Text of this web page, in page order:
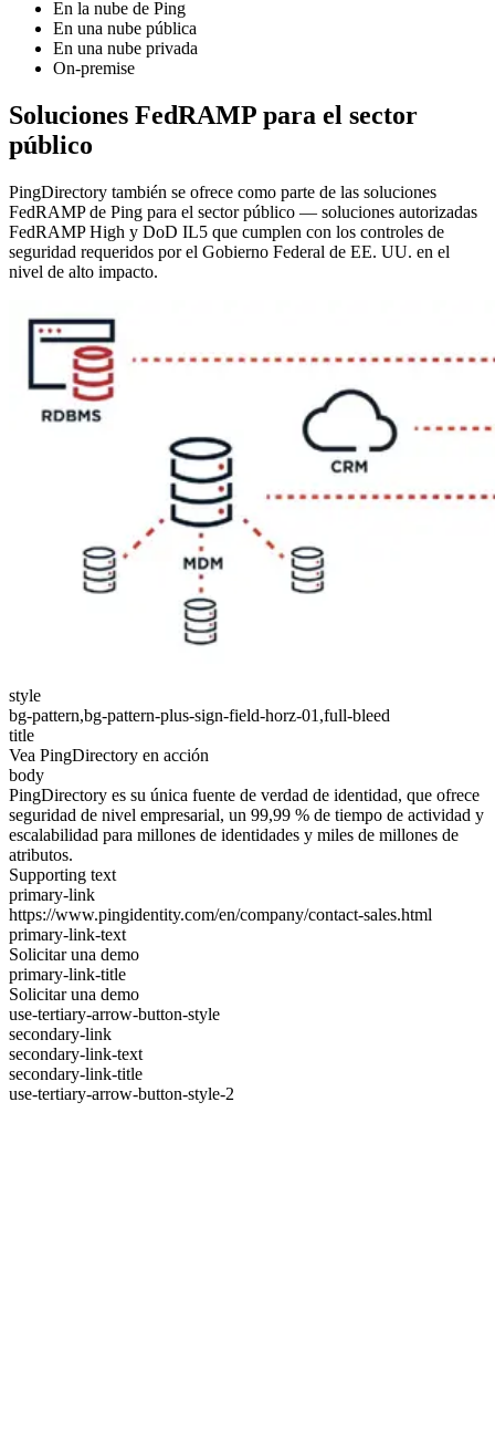
En la nube de Ping
En una nube pública
En una nube privada
On-premise
Soluciones FedRAMP para el sector
público
PingDirectory también se ofrece como parte de las soluciones
FedRAMP de Ping para el sector público — soluciones autorizadas
FedRAMP High y DoD IL5 que cumplen con los controles de
seguridad requeridos por el Gobierno Federal de EE. UU. en el
nivel de alto impacto.
style
bg-pattern,bg-pattern-plus-sign-field-horz-01,full-bleed
title
Vea PingDirectory en acción
body
PingDirectory es su única fuente de verdad de identidad, que ofrece
seguridad de nivel empresarial, un 99,99 % de tiempo de actividad y
escalabilidad para millones de identidades y miles de millones de
atributos.
Supporting text
primary-link
https://www.pingidentity.com/en/company/contact-sales.html
primary-link-text
Solicitar una demo
primary-link-title
Solicitar una demo
use-tertiary-arrow-button-style
secondary-link
secondary-link-text
secondary-link-title
use-tertiary-arrow-button-style-2